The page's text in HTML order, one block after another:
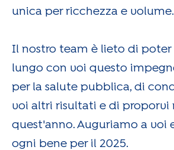
unica per ricchezza e volume.
Il nostro team è lieto di poter
lungo con voi questo
per la salute pubblica, di
voi altri risultati e di proporvi
quest'anno. Auguriamo a voi
ogni bene per il 2025.